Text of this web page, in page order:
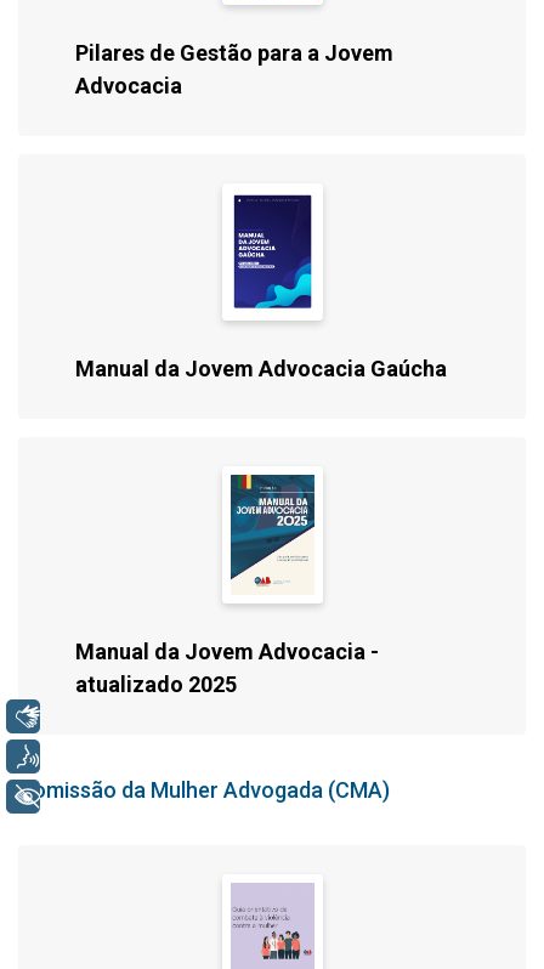
Pilares de Gestão para a Jovem
Advocacia
Manual da Jovem Advocacia Gaúcha
Manual da Jovem Advocacia -
atualizado 2025
Comissão da Mulher Advogada (CMA)
+ Acessibilidade